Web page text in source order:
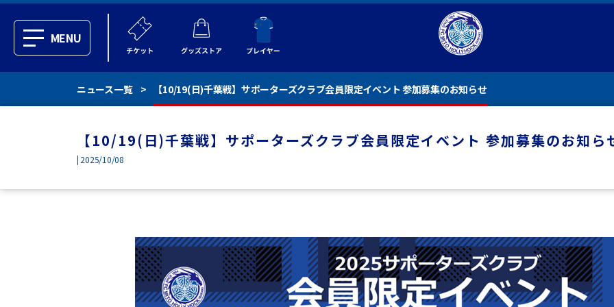
MENU
ニュース一覧 【10/19(日)千葉戦】サポーターズクラブ会員限定イベント 参加募集のお知らせ
【10/19(日)千葉戦】サポーターズクラブ会員限定イベント 参加募集のお知ら
| 2025/10/08